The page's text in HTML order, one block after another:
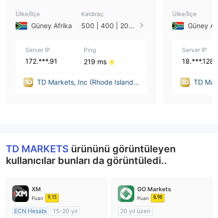
Ülke/İlçe
Güney Afrika
Kaldıraç
500 | 400 | 200 |
Server IP
172.***.91
Ping
219 ms
TD Markets, Inc (Rhode Island
Ülke/İlçe
Güney
Server IP
18.***.128
TD
TD MARKETS ürününü görüntüleyen
kullanıcılar bunları da görüntüledi..
XM
Puan 9.15
ECN Hesabı
15-20 yıl
GO Markets
Puan 8.98
20 yıl üzeri